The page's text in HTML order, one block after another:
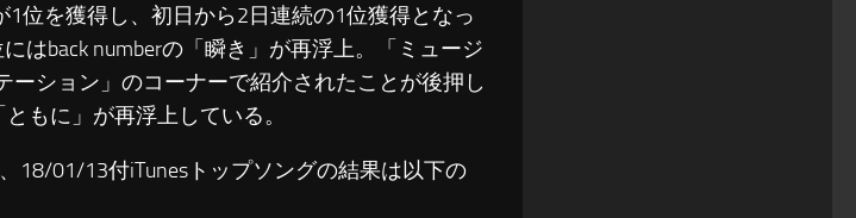
1位を獲得し、初日から2日連続の1位獲得となっ
はback numberの「瞬き」が再浮上。「ミュージ
ーション」のコーナーで紹介されたことが後押し
もに」が再浮上している。
18/01/13付iTunesトップソングの結果は以下の